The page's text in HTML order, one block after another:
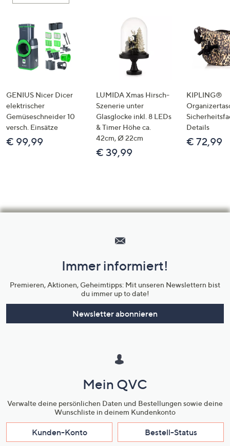
GENIUS Nicer Dicer
elektrischer
Gemüseschneider 10
versch. Einsätze
€ 99,99
LUMIDA Xmas Hirsch-
Szenerie unter
Glasglocke inkl. 8 LEDs
& Timer Höhe ca.
42cm, Ø 22cm
€ 39,99
KIPLING®
Details
€ 72,99
Unternehmensinformationen
Immer informiert!
Premieren, Aktionen, Geheimtipps: Mit unseren Newslettern bist
du immer up to date!
Newsletter abonnieren
Mein QVC
Verwalte deine persönlichen Daten und Bestellungen sowie deine
Wunschliste in deinem Kundenkonto
Kunden-Konto Bestell-Status